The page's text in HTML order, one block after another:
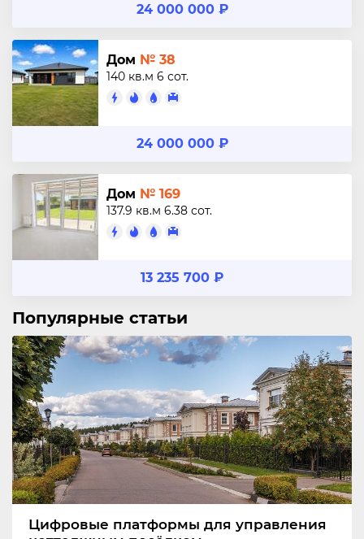
24 000 000 ₽
Дом № 38
140 кв.м 6 сот.
24 000 000 ₽
Дом № 169
137.9 кв.м 6.38 сот.
13 235 700 ₽
Популярные статьи
Цифровые платформы для управления